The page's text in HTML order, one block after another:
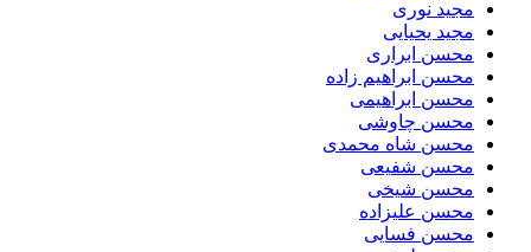
مجید نوری
مجید یحیایی
محسن ابراری
محسن ابراهیم زاده
محسن ابراهیمی
محسن چاوشی
محسن شاه محمدی
محسن شفیعی
محسن شیخی
محسن علیزاده
محسن فسایی